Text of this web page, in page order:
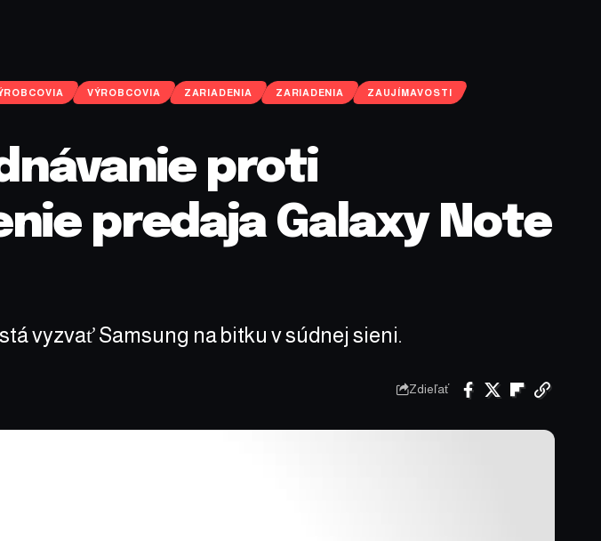
VÝROBCOVIA ZARIADENIA ZARIADENIA ZAUJÍMAVOSTI
proti
predaja Galaxy Note
vyzvať Samsung na bitku v súdnej sieni.
Zdieľať